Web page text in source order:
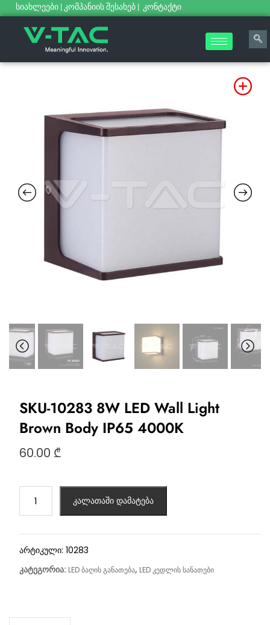
სიახლეები | კომპანიის შესახებ | კონტაქტი
SKU-10283 8W LED Wall Light
Brown Body IP65 4000K
60.00 ₾
კალათაში დამატება
არტიკული: 10283
კატეგორია: LED ბაღის განათება, LED კედლის სანათები